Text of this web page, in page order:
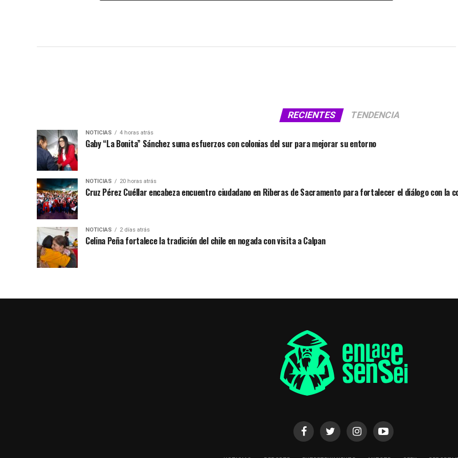
RECIENTES TENDENCIA
NOTICIAS 4 horas atrás
Gaby “La Bonita” Sánchez suma esfuerzos con colonias del sur para mejorar su entorno
NOTICIAS 20 horas atrás
Cruz Pérez Cuéllar encabeza encuentro ciudadano en Riberas de Sacramento para fortalecer el diálogo con la
NOTICIAS 2 días atrás
Celina Peña fortalece la tradición del chile en nogada con visita a Calpan